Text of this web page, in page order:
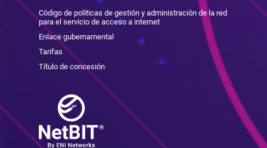
Código de políticas de gestión y administración de la red
para el servicio de acceso a internet
Enlace gubernamental
Tarifas
Título de concesión